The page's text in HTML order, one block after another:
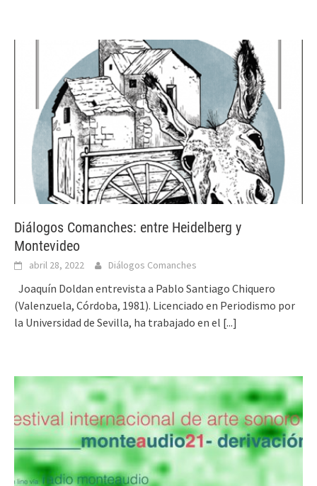
Diálogos Comanches: entre Heidelberg y
Montevideo
abril 28, 2022 Diálogos Comanches
Joaquín Doldan entrevista a Pablo Santiago Chiquero
(Valenzuela, Córdoba, 1981). Licenciado en Periodismo por
la Universidad de Sevilla, ha trabajado en el [...]